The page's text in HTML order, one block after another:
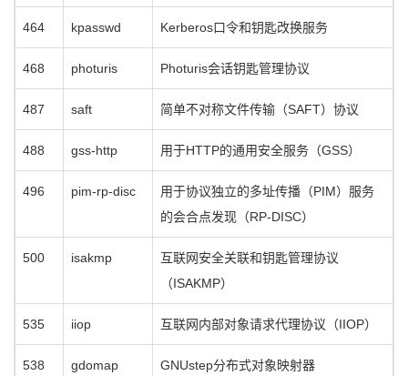
464 kpasswd Kerberos口令和钥匙改换服务
468 photuris Photuris会话钥匙管理协议
487 saft 简单不对称文件传输（SAFT）协议
488 gss-http 用于HTTP的通用安全服务（GSS）
496 pim-rp-disc
用于协议独立的多址传播（PIM）服务
的会合点发现（RP-DISC）
500 isakmp
互联网安全关联和钥匙管理协议
（ISAKMP）
535 iiop 互联网内部对象请求代理协议（IIOP）
538 gdomap
GNUstep分布式对象映射器